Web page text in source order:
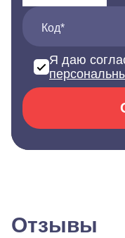
Код*
Я даю
Отзывы